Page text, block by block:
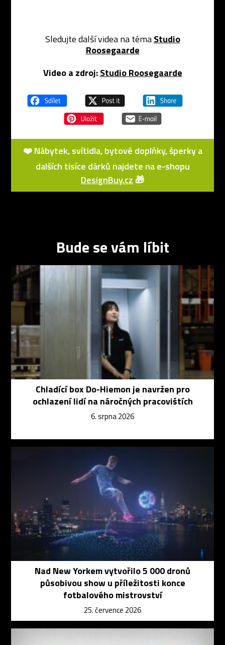
Sledujte další videa na témaStudio
Roosegaarde
Video a zdroj: Studio Roosegaarde
❤️ Nábytek, svítidla, bytové doplňky, šperky a
dalších tisíce dárků najdete na e-shopu
DesignBuy.cz 🎁
Bude se vám líbit
Chladící box Do-Hiemon je navržen pro
ochlazení lidí na náročných pracovištích
6. srpna 2026
Nad New Yorkem vytvořilo 5 000 dronů
působivou show u příležitosti konce
fotbalového mistrovství
25. července 2026